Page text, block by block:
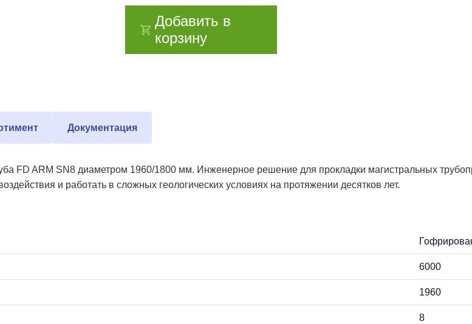
Добавить в
корзину
Документация
FD ARM SN8 диаметром 1960/1800 мм. Инженерное решение для прокладки магистральных
и работать в сложных геологических условиях на протяжении десятков лет.
6000
1960
8